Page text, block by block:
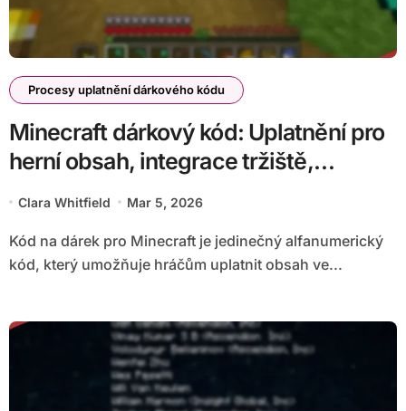
Procesy uplatnění dárkového kódu
Minecraft dárkový kód: Uplatnění pro
herní obsah, integrace tržiště,
Clara Whitfield Mar 5, 2026
Kód na dárek pro Minecraft je jedinečný alfanumerický
kód, který umožňuje hráčům uplatnit obsah ve...